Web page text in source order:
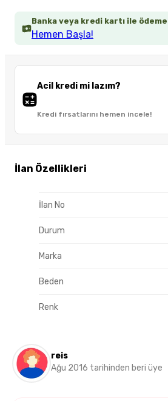
Banka veya kredi kartı ile
Hemen Başla!
Acil kredi mi lazım?
Kredi fırsatlarını hemen incele!
İlan Özellikleri
İlan No
Durum
Marka
Beden
Renk
reis
Ağu 2016 tarihinden beri üye